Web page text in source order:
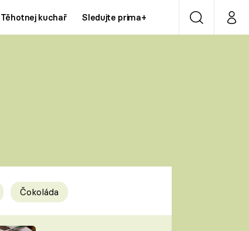
Těhotnej kuchař Sledujte prima+ VyhledáváníMůj
Prima LAJK
Čokoláda